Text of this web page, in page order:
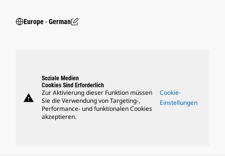
Europe ‧ German
warning
Soziale Medien
Cookies Sind Erforderlich
Zur Aktivierung dieser Funktion müssen
Sie die Verwendung von Targeting-,
Performance- und funktionalen Cookies
akzeptieren.
Cookie-
Einstellungen